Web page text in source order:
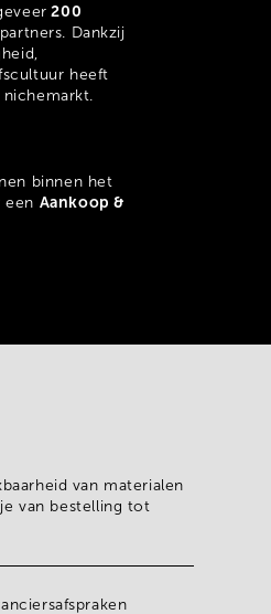
200
Dankzij
heeft
binnen het
een Aankoop &
van materialen
van bestelling tot